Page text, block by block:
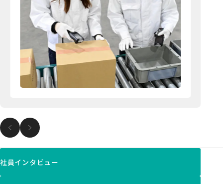
社員インタビュー